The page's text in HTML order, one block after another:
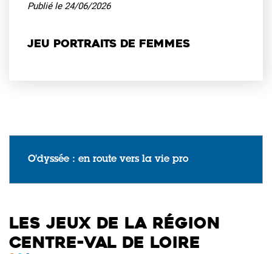
Publié le 24/06/2026
Jeu Portraits de femmes
O'dyssée : en route vers la vie pro
LES JEUX DE LA RÉGION
CENTRE-VAL DE LOIRE